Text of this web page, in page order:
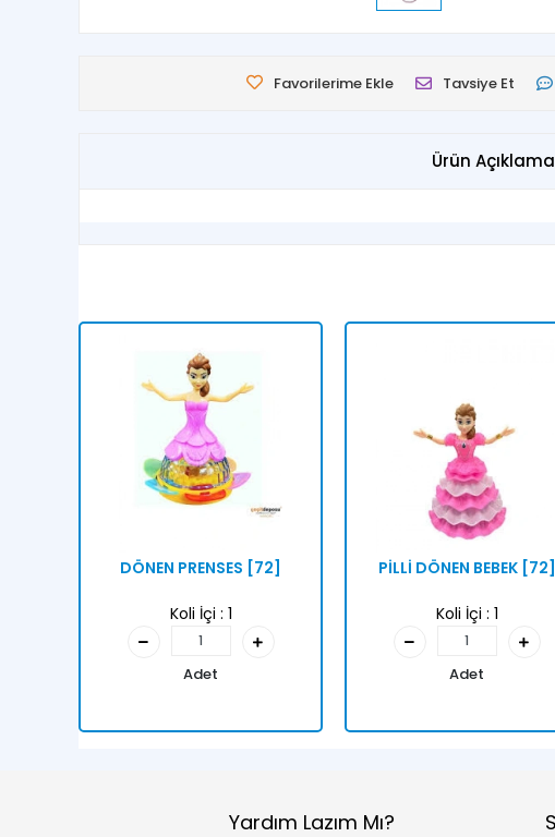
Favorilerime Ekle Tavsiye Et
Ürün
DÖNEN PRENSES [72]
Koli İçi : 1
Adet
PİLLİ DÖNEN BEBEK [72]
Koli İçi : 1
Adet
Yardım Lazım Mı?